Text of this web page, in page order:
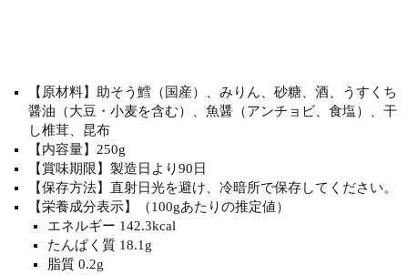
【原材料】助そう鱈（国産）、みりん、砂糖、酒、うすくち
醤油（大豆・小麦を含む）、魚醤（アンチョビ、食塩）、干
し椎茸、昆布
【内容量】250g
【賞味期限】製造日より90日
【保存方法】直射日光を避け、冷暗所で保存してください。
【栄養成分表示】（100gあたりの推定値）
エネルギー 142.3kcal
たんぱく質 18.1g
脂質 0.2g